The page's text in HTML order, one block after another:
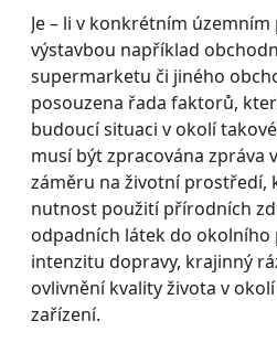
Je – li v konkrétním
výstavbou například
supermarketu či jiného
posouzena řada faktorů,
budoucí situaci v okolí
musí být zpracována zpráva
záměru na životní prostředí,
nutnost použití přírodních
odpadních látek do
intenzitu dopravy, krajinný
ovlivnění kvality života v
zařízení.